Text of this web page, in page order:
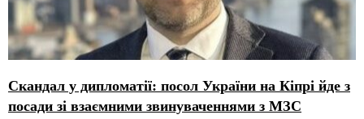
Скандал у дипломатії: посол України на Кіпрі йде з
посади зі взаємними звинуваченнями з МЗС